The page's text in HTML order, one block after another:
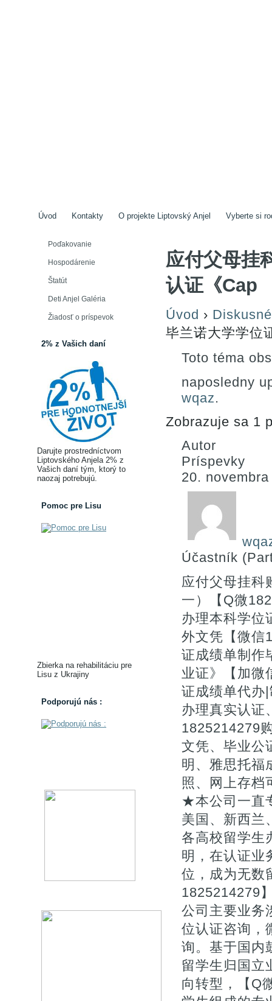
Úvod Kontakty O projekte Liptovský Anjel Vyberte si
Poďakovanie
Hospodárenie
Štatút
Deti Anjel Galéria
Žiadosť o príspevok
2% z Vašich daní
Darujte prostredníctvom
Liptovského Anjela 2% z
Vašich daní tým, ktorý to
naozaj potrebujú.
Pomoc pre Lisu
Zbierka na rehabilitáciu pre
Lisu z Ukrajiny
Podporujú nás :
应付父母挂
认证《Cap
Úvod ›
毕兰诺大学学位
Toto téma
naposledny
wqaz.
Zobrazuje sa 1
Autor
Príspevky
20.
Účastník
应付父母挂科
一）【Q微
办理本科学位
外文凭【微信
证成绩单制作
业证》【加微
证成绩单代办
办理真实认证
1825214279
文凭、毕业公
明、雅思托福
照、网上存档
★本公司一直
美国、新西兰
各高校留学生
明，在认证业
位，成为无数
1825214279
公司主要业务
位认证咨询，
询。基于国内
留学生归国立
向转型，【Q